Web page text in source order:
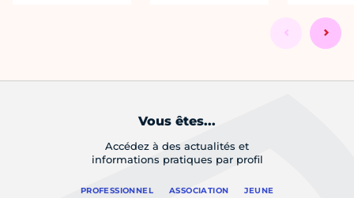
Vous êtes...
Accédez à des actualités et
informations pratiques par profil
PROFESSIONNEL ASSOCIATION JEUNE